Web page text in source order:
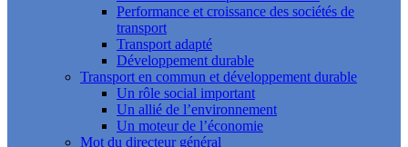
Performance et croissance des sociétés de
transport
Transport adapté
Développement durable
Transport en commun et développement durable
Un rôle social important
Un allié de l’environnement
Un moteur de l’économie
Mot du directeur général